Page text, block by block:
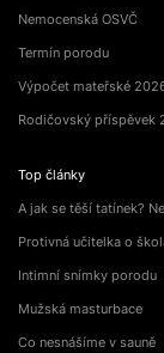
Nemocenská OSVČ
Termín porodu
Výpočet mateřské
Rodičovský příspěvek
Top články
A jak se těší tatínek?
Protivná učitelka o
Intimní snímky porodu
Mužská masturbace
Co nesnášíme v sauně